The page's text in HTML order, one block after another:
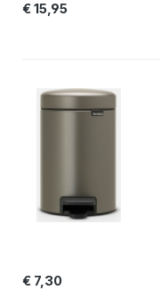
€ 15,95
€ 7,30